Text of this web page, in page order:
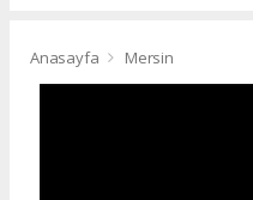
Anasayfa Mersin